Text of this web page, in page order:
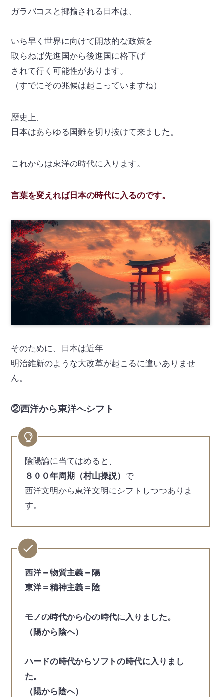
ガラバコスと揶揄される日本は、
いち早く世界に向けて開放的な政策を
取らねば先進国から後進国に格下げ
されて行く可能性があります。
（すでにその兆候は起こっていますね）
歴史上、
日本はあらゆる国難を切り抜けて来ました。
これからは東洋の時代に入ります。
言葉を変えれば日本の時代に入るのです。
そのために、日本は近年
明治維新のような大改革が起こるに違いありませ
ん。
②西洋から東洋へシフト
陰陽論に当てはめると、
８００年周期（村山操説） で
西洋文明から東洋文明にシフトしつつありま
す。
西洋＝物質主義＝陽
東洋＝精神主義＝陰
モノの時代から心の時代に入りました。
（陽から陰へ）
ハードの時代からソフトの時代に入りまし
た。
（陽から陰へ）